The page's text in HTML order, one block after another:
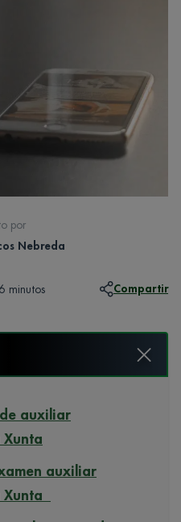
por
Nebreda
6 minutos Compartir
auxiliar
auxiliar
Xunta